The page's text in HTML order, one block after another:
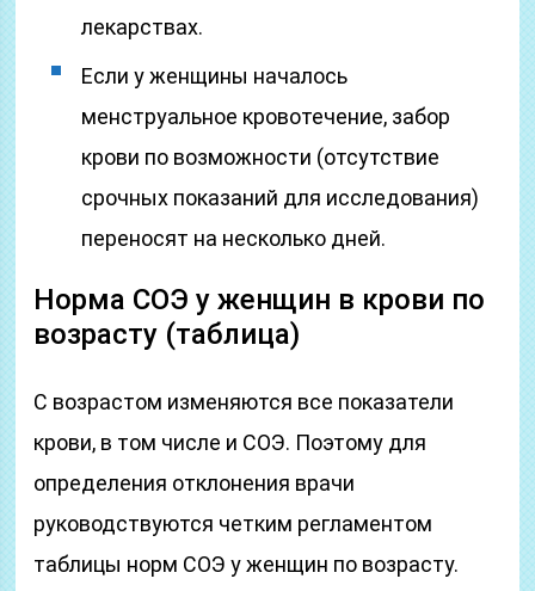
лекарствах.
Если у женщины началось
менструальное кровотечение, забор
крови по возможности (отсутствие
срочных показаний для исследования)
переносят на несколько дней.
Норма СОЭ у женщин в крови по
возрасту (таблица)
С возрастом изменяются все показатели
крови, в том числе и СОЭ. Поэтому для
определения отклонения врачи
руководствуются четким регламентом
таблицы норм СОЭ у женщин по возрасту.